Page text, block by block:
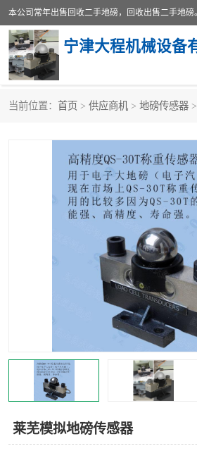
宁津大程机械设备
当前位置： 首页 > 供应商机 > 地磅传感器
莱芜模拟地磅传感器
地磅传感器 废
食
全自
食
木材
塑料撕碎机 金